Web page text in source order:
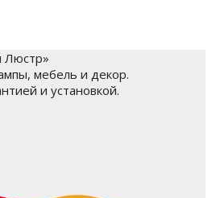
Люстр»
мебель и декор.
и установкой.